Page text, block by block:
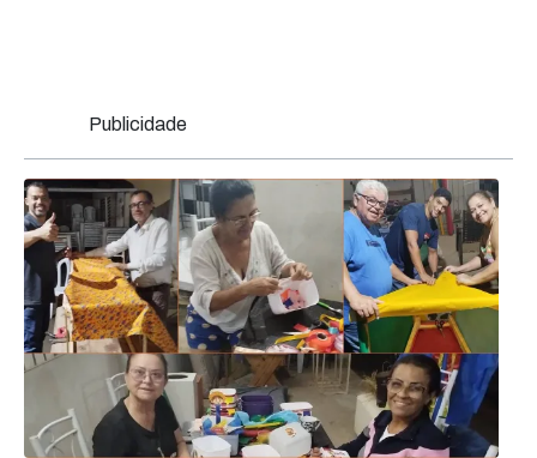
Publicidade